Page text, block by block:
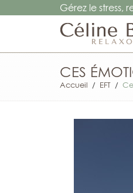
Gérez le stress,
CES
Accueil / EFT /